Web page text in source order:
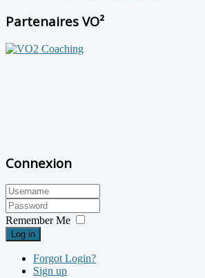
Partenaires VO²
Connexion
Remember Me
Log in
Forgot Login?
Sign up